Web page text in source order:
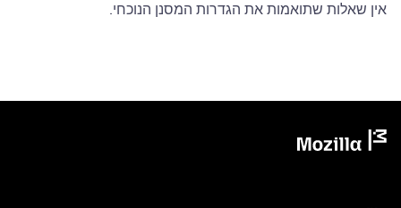
אין שאלות שתואמות את הגדרות המסנן הנוכחי.